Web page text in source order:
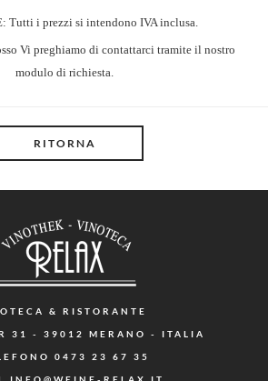
Tutti i prezzi si intendono IVA inclusa.
Vi preghiamo di contattarci tramite il nostro
modulo di richiesta.
RITORNA
& RISTORANTE
31 - 39012 MERANO - ITALIA
0473 23 67 35